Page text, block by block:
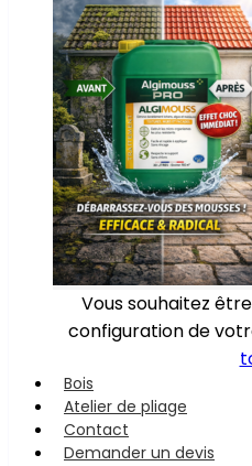
Vous souhaitez
configuration de
Bois
Atelier de pliage
Contact
Demander un devis